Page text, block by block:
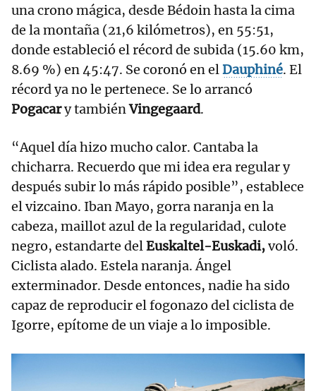
una crono mágica, desde Bédoin hasta la cima
de la montaña (21,6 kilómetros), en 55:51,
donde estableció el récord de subida (15.60 km,
8.69 %) en 45:47. Se coronó en elDauphiné. El
récord ya no le pertenece. Se lo arrancó
Pogacary tambiénVingegaard.
“Aquel día hizo mucho calor. Cantaba la
chicharra. Recuerdo que mi idea era regular y
después subir lo más rápido posible”, establece
el vizcaino. Iban Mayo, gorra naranja en la
cabeza, maillot azul de la regularidad, culote
negro, estandarte delEuskaltel-Euskadi,voló.
Ciclista alado. Estela naranja. Ángel
exterminador. Desde entonces, nadie ha sido
capaz de reproducir el fogonazo del ciclista de
Igorre, epítome de un viaje a lo imposible.